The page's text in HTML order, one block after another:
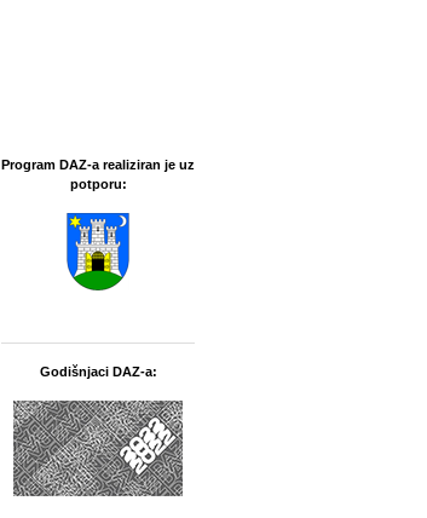
Program DAZ-a realiziran je uz
potporu:
Godišnjaci DAZ-a: